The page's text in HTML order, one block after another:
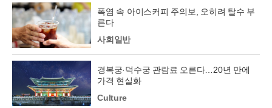
폭염 속 아이스커피 주의보, 오히려 탈수 부
른다
사회일반
경복궁·덕수궁 관람료 오른다…20년 만에
가격 현실화
Culture